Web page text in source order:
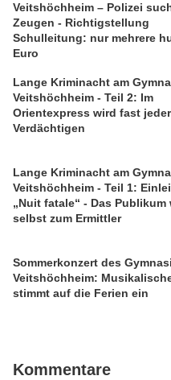
Veitshöchheim – Polizei
Zeugen - Richtigstellung
Schulleitung: nur mehrere
Euro
Lange Kriminacht am
Veitshöchheim - Teil 2: Im
Orientexpress wird fast
Verdächtigen
Lange Kriminacht am
Veitshöchheim - Teil 1:
„Nuit fatale“ - Das Publikum
selbst zum Ermittler
Sommerkonzert des
Veitshöchheim:
stimmt auf die Ferien ein
Kommentare